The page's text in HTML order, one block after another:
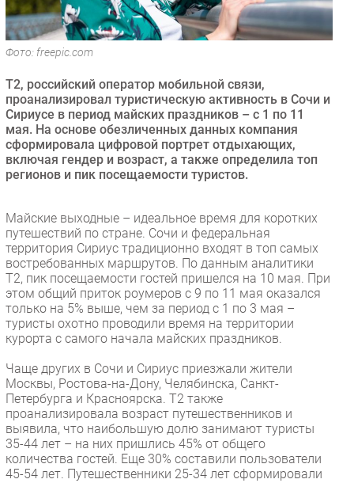
Безопасность
Инновации
Гаджеты
Здоровье
РАЗДЕЛЫ
Интервью
Мероприятия
Проекты
IT класс
Тестовый стенд
Каталог компаний
Фото: freepic.com
Т2, российский оператор мобильной связи,
проанализировал туристическую активность в Сочи и
Сириусе в период майских праздников – с 1 по 11
мая. На основе обезличенных данных компания
сформировала цифровой портрет отдыхающих,
включая гендер и возраст, а также определила топ
регионов и пик посещаемости туристов.
Майские выходные – идеальное время для коротких
путешествий по стране. Сочи и федеральная
территория Сириус традиционно входят в топ самых
востребованных маршрутов. По данным аналитики
T2, пик посещаемости гостей пришелся на 10 мая. При
этом общий приток роумеров с 9 по 11 мая оказался
только на 5% выше, чем за период с 1 по 3 мая –
туристы охотно проводили время на территории
курорта с самого начала майских праздников.
Чаще других в Сочи и Сириус приезжали жители
Москвы, Ростова-на-Дону, Челябинска, Санкт-
Петербурга и Красноярска. Т2 также
проанализировала возраст путешественников и
выявила, что наибольшую долю занимают туристы
35-44 лет – на них пришлись 45% от общего
количества гостей. Еще 30% составили пользователи
45-54 лет. Путешественники 25-34 лет сформировали